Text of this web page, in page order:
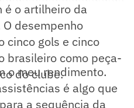
é o artilheiro da
desempenho
cinco gols e cinco
brasileiro como peça-
do clube.
o meu rendimento.
é algo que
a sequência da